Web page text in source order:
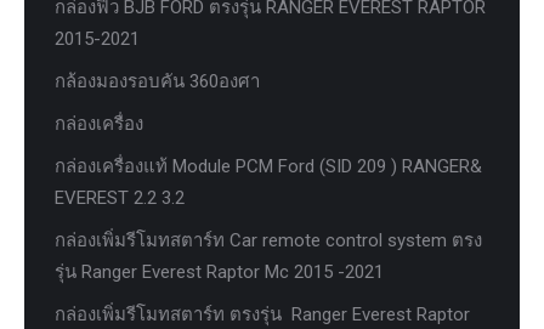
กล่องฟิว BJB FORD ตรงรุ่น RANGER EVEREST RAPTOR
2015-2021
กล้องมองรอบคัน 360องศา
กล่องเครื่อง
กล่องเครื่องแท้ Module PCM Ford (SID 209 ) RANGER&
EVEREST 2.2 3.2
กล่องเพิ่มรีโมทสตาร์ท Car remote control system ตรง
รุ่น Ranger Everest Raptor Mc 2015 -2021
กล่องเพิ่มรีโมทสตาร์ท ตรงรุ่น Ranger Everest Raptor